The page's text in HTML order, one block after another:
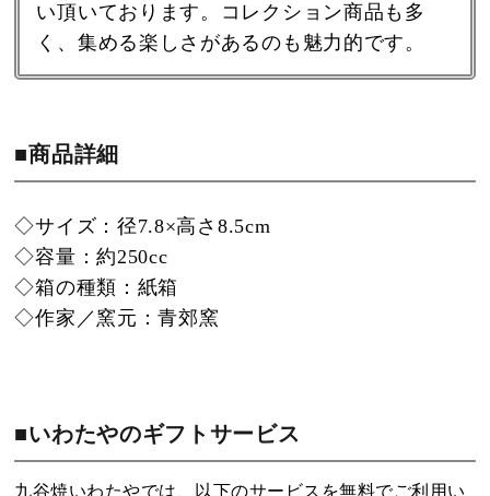
い頂いております。コレクション商品も多
く、集める楽しさがあるのも魅力的です。
■商品詳細
◇サイズ：径7.8×高さ8.5cm
◇容量：約250cc
◇箱の種類：紙箱
◇作家／窯元：青郊窯
■いわたやのギフトサービス
九谷焼いわたやでは、以下のサービスを無料でご利用い